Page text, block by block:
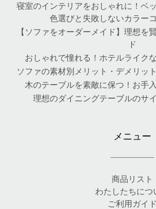
寝室のインテリアをおしゃれに！ベ
色選びと失敗しないカラー
【ソファをオーダーメイド】理想を
ド
おしゃれで憧れる！ホテルライク
ソファの素材別メリット・デメリッ
木のテーブルを素敵に保つ！お手
理想のダイニングテーブルのサ
メニュー
商品リスト
わたしたちにつ
ご利用ガイド